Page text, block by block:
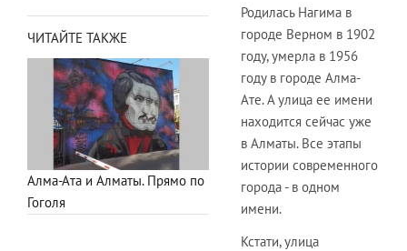
ЧИТАЙТЕ ТАКЖЕ
Алма-Ата и Алматы. Прямо по
Гоголя
Родилась Нагима в
городе Верном в 1902
году, умерла в 1956
году в городе Алма-
Ате. А улица ее имени
находится сейчас уже
в Алматы. Все этапы
истории современного
города - в одном
имени.
Кстати, улица